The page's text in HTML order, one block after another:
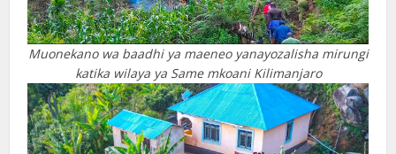
Muonekano wa baadhi ya maeneo yanayozalisha mirungi
katika wilaya ya Same mkoani Kilimanjaro